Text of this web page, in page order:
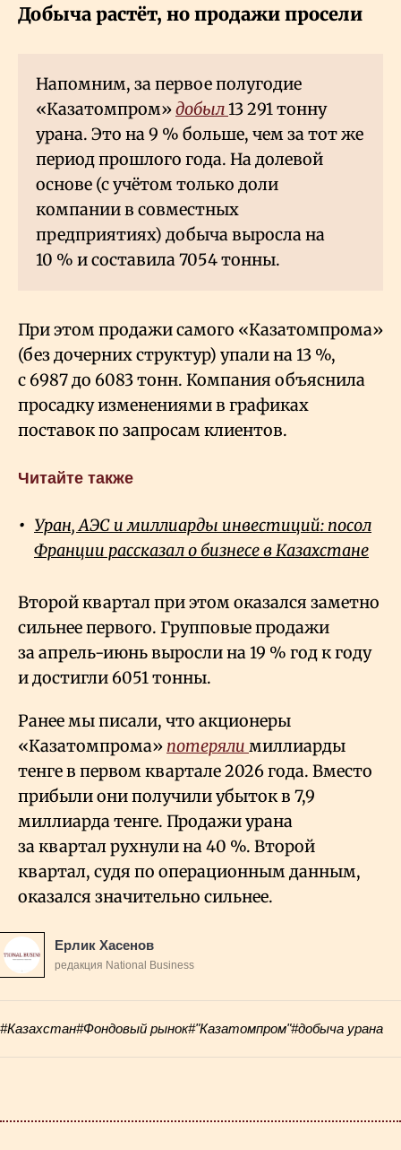
Добыча растёт, но продажи просели
Напомним, за первое полугодие
«Казатомпром»добыл13291 тонну
урана. Это на 9 % больше, чем за тот же
период прошлого года. На долевой
основе (с учётом только доли
компании в совместных
предприятиях) добыча выросла на
10 % и составила 7054 тонны.
При этом продажи самого «Казатомпрома»
(без дочерних структур) упали на 13 %,
с 6987 до 6083 тонн. Компания объяснила
просадку изменениями в графиках
поставок по запросам клиентов.
Читайте также
Уран, АЭС и миллиарды инвестиций: посол
Франции рассказал о бизнесе в Казахстане
Второй квартал при этом оказался заметно
сильнее первого. Групповые продажи
за апрель-июнь выросли на 19 % год к году
и достигли 6051 тонны.
Ранее мы писали, что акционеры
«Казатомпрома» потеряли миллиарды
тенге в первом квартале 2026 года. Вместо
прибыли они получили убыток в 7,9
миллиарда тенге. Продажи урана
за квартал рухнули на 40 %. Второй
квартал, судя по операционным данным,
оказался значительно сильнее.
Ерлик Хасенов
редакция National Business
#Казахстан#Фондовый рынок#"Казатомпром"#добыча урана